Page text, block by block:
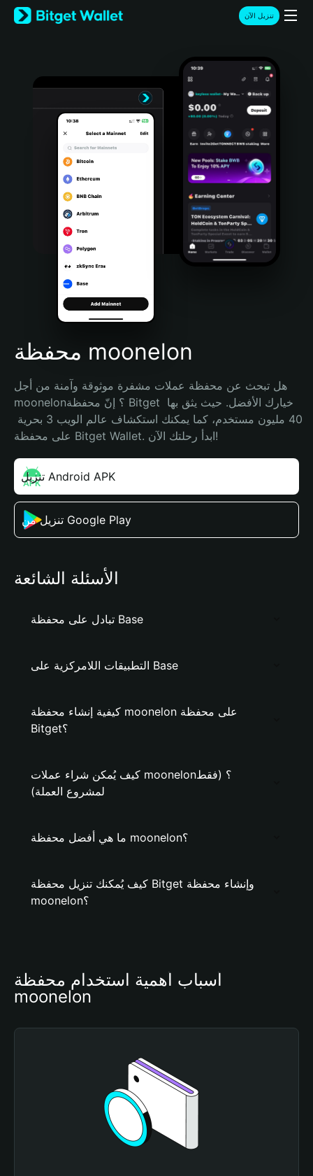
English
日本語
Türkçe
Português (Portugal)
Bahasa Indonesia
Português (Brasil)
Español (Argentina)
تنزيل الآن
محفظة moonelon
هل تبحث عن محفظة عملات مشفرة موثوقة وآمنة من أجل
moonelon؟ إنّ محفظة Bitget خيارك الأفضل. حيث يثق بها
على محفظة Bitget Wallet. ابدأ رحلتك الآن!
تنزيل Android APK
تنزيل من Google Play
الأسئلة الشائعة
تبادل على محفظة Base
التطبيقات اللامركزية على Base
كيفية إنشاء محفظة moonelon على محفظة
Bitget؟
كيف يُمكن شراء عملات moonelon؟ (فقط
لمشروع العملة)
ما هي أفضل محفظة moonelon؟
كيف يُمكنك تنزيل محفظة Bitget وإنشاء محفظة
moonelon؟
أسباب أهمية استخدام محفظة
moonelon